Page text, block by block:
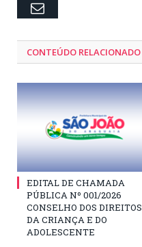
Email
CONTEÚDO RELACIONADO
EDITAL DE CHAMADA
PÚBLICA Nº 001/2026
CONSELHO DOS DIREITOS
DA CRIANÇA E DO
ADOLESCENTE